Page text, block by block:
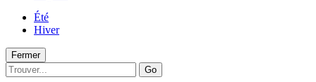
Été
Hiver
Fermer
Go